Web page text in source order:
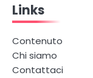
Links
Contenuto
Chi siamo
Contattaci